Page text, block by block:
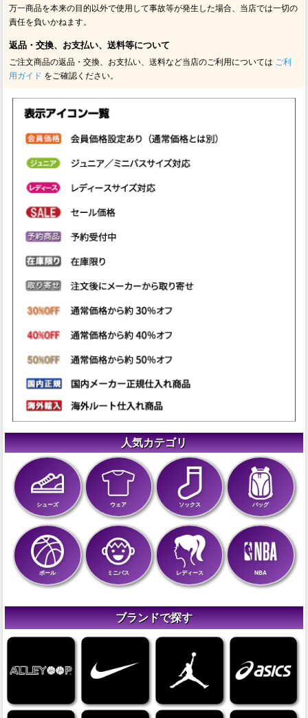
万一商品を本来の目的以外で使用して事故等が発生した場合、当店では一切の
責任を負いかねます。
返品・交換、お支払い、送料等について
ご注文商品の返品・交換、お支払い、送料など当店のご利用については ご利
用ガイド をご確認ください。
人気カテゴリ
シューズ ウェア ソックス バッグ
ボール ミニバス レディース NBA
ブランドで探す